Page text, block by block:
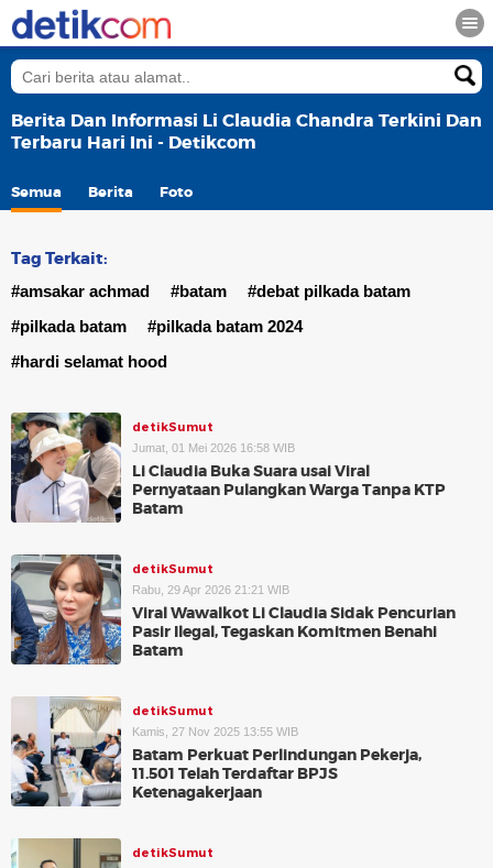
Berita Dan Informasi Li Claudia Chandra Terkini Dan
Terbaru Hari Ini - Detikcom
Semua Berita Foto
Tag Terkait:
#amsakar achmad #batam
#debat pilkada batam
#pilkada batam
#pilkada batam 2024
#hardi selamat hood
detikSumut
Jumat, 01 Mei 2026 16:58 WIB
Li Claudia Buka Suara usai Viral
Pernyataan Pulangkan Warga Tanpa KTP
Batam
detikSumut
Rabu, 29 Apr 2026 21:21 WIB
Viral Wawalkot Li Claudia Sidak Pencurian
Pasir Ilegal, Tegaskan Komitmen Benahi
Batam
detikSumut
Kamis, 27 Nov 2025 13:55 WIB
Batam Perkuat Perlindungan Pekerja,
11.501 Telah Terdaftar BPJS
Ketenagakerjaan
detikSumut